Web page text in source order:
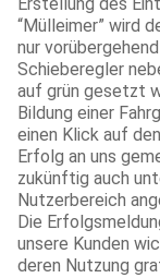
“Mülleimer” wird
nur
Schieberegler
auf grün gesetzt
Bildung einer
einen Klick auf
Erfolg an uns
zukünftig auch
Nutzerbereich
Die
unsere Kunden
deren Nutzung